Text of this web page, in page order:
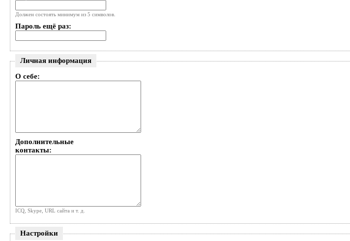
Должен состоять минимум из 5 символов.
Пароль ещё раз:
Личная информация
О себе:
Дополнительные
контакты:
ICQ, Skype, URL сайта и т. д.
Настройки